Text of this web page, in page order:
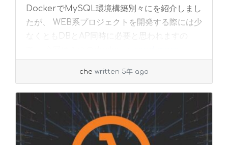
DockerでMySQL環境構築別々にを紹介しまし
たが、 WEB系プロジェクトを開発する際には少
なくともDBとAP同時に必要と思われますの
che written 5年 ago